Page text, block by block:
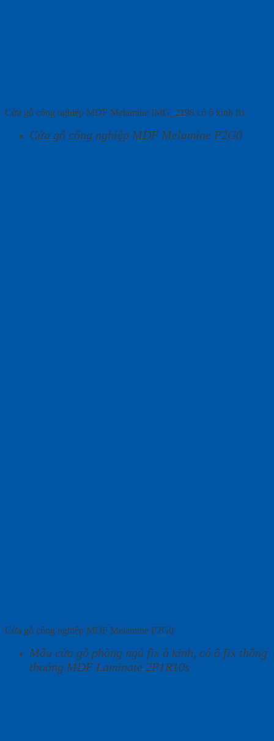
Cửa gỗ công nghiệp MDF Melamine IMG_2198 có ô kính fix
Cửa gỗ công nghiệp MDF Melamine P2G0
Cửa gỗ công nghiệp MDF Melamine P2G0
Mẫu cửa gỗ phòng ngủ fix ô kính, có ô fix thông
thoáng MDF Laminate 2P1R10s